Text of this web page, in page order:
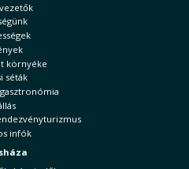
környéke
séták
infók